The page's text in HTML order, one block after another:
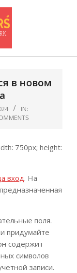
в новом
IN:
750px; height:
вход. На
поля.
придумайте
содержит
символов
записи.